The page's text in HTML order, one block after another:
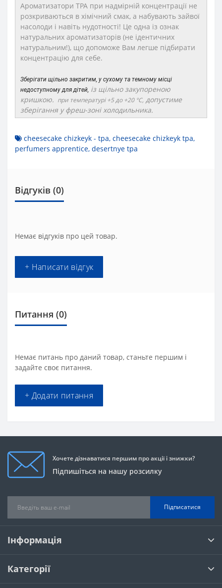
Ароматизатори TPA при надмірній концентрації не
розкриваються в хімічний смак, а набувають зайвої
насолоди і навіть нудотності! Це одна із ознак
натуральних ароматизаторів (не ідентичних
натуральним!), що допоможе Вам легше підбирати
концентрацію для себе.
Зберігати щільно закритим, у сухому та темному місці
недоступному для дітей, із щільно закупореною
кришкою. при температурі +5 до +20 °C, допустиме
зберігання у фреш-зоні холодильника.
cheesecake chizkeyk - tpa, cheesecake chizkeyk tpa,
perfumers apprentice, desertnye tpa
Відгуків (0)
Немає відгуків про цей товар.
+ Написати відгук
Питання (0)
Немає питань про даний товар, станьте першим і
задайте своє питання.
+ Додати питання
Хочете дізнаватися першим про акції і знижки?
Підпишіться на нашу розсилку
Підписатися
Інформація
Категорії